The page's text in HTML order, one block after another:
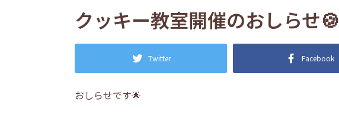
クッキー教室開催のおしらせ🍪
Twitter Facebook
おしらせです🌟